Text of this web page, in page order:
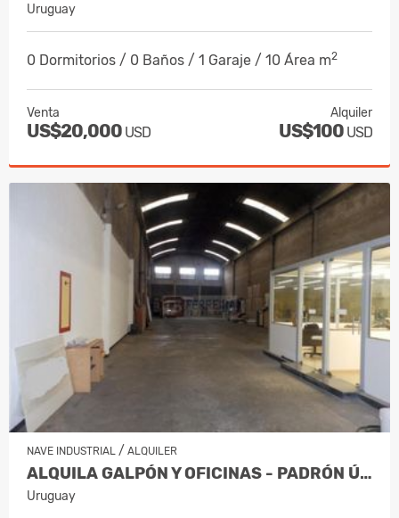
Uruguay
0 Dormitorios / 0 Baños / 1 Garaje / 10 Área m2
Venta
US$20,000 USD
Alquiler
US$100 USD
NAVE INDUSTRIAL / ALQUILER
ALQUILA GALPÓN Y OFICINAS - PADRÓN ÚNICO DE 494 M2 - BRAZO ORIENTAL
Uruguay